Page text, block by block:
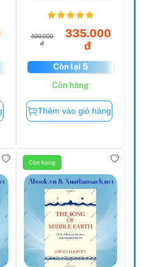
499.000
đ
335.000
đ
Còn lại 5
Còn hàng
Thêm vào giỏ hàng
Còn hàng